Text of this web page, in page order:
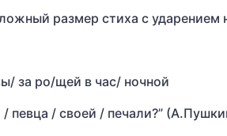
размер стиха с ударением
за ро/щей в час/ ночной
певца / своей / печали?”